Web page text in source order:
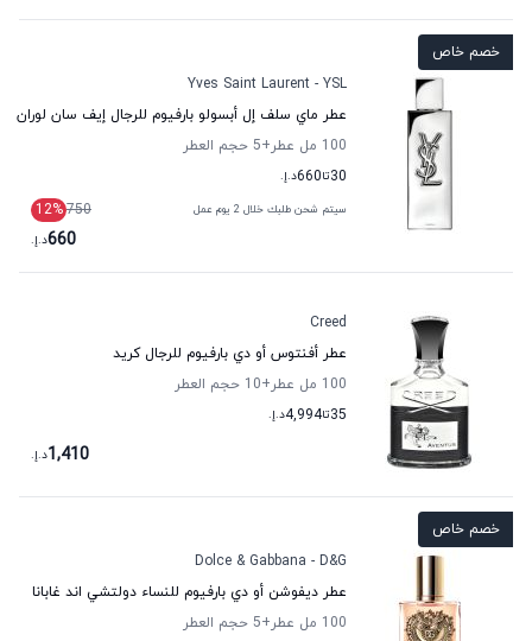
خصم خاص
Yves Saint Laurent - YSL
عطر ماي سلف إل أبسولو بارفيوم للرجال إيف سان لوران
100 مل عطر
+5
حجم العطر
30تا660د.إ.
سيتم شحن طلبك خلال 2 يوم عمل 750
12%
660د.إ.
Creed
عطر أفنتوس أو دي بارفيوم للرجال كريد
100 مل عطر
+10
حجم العطر
35تا4,994د.إ.
1,410د.إ.
خصم خاص
Dolce & Gabbana - D&G
عطر ديفوشن أو دي بارفيوم للنساء دولتشي اند غابانا
100 مل عطر
+5 حجم العطر